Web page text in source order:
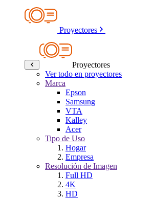
Proyectores
Proyectores
Ver todo en proyectores
Marca
Epson
Samsung
VTA
Kalley
Acer
Tipo de Uso
Hogar
Empresa
Resolución de Imagen
Full HD
4K
HD